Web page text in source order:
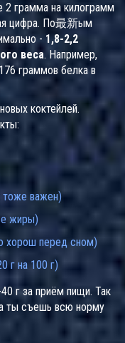
2 грамма на килограмм
цифра. По最新ым
- 1,8-2,2
веса. Например,
граммов белка в
коктейлей.
тоже важен)
жиры)
хорош перед сном)
г на 100 г)
г за приём пищи. Так
ты съешь всю норму